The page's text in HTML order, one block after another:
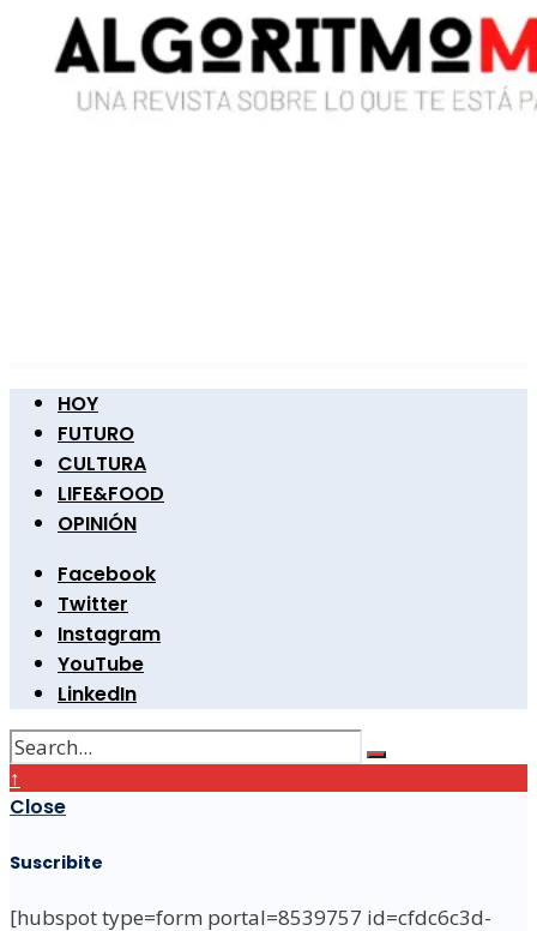
HOY
FUTURO
CULTURA
LIFE&FOOD
OPINIÓN
Facebook
Twitter
Instagram
YouTube
LinkedIn
↑
Close
Suscribite
[hubspot type=form portal=8539757 id=cfdc6c3d-